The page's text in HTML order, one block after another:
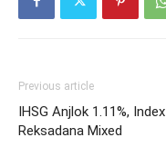
Previous article
IHSG Anjlok 1.11%, Index
Reksadana Mixed